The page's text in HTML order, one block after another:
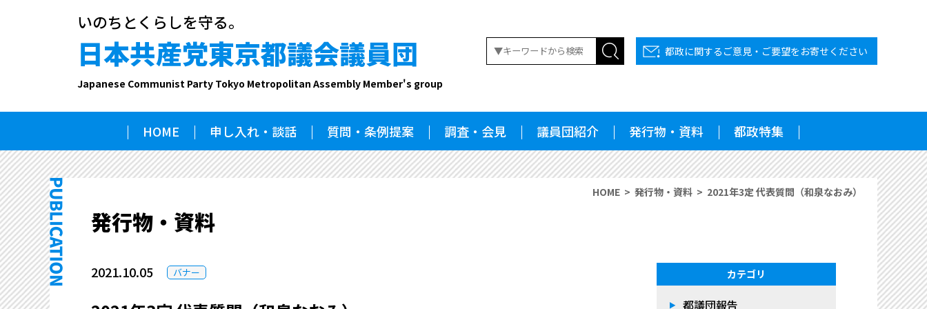
いのちとくらしを守る。
日本共産党東京都議会議員団
Japanese Communist Party Tokyo Metropolitan Assembly Member's group
都政に関するご意見・ご要望をお寄せください
HOME 申し入れ・談話 質問・条例提案 調査・会見 議員団紹介 発行物・資料 都政特集
HOME 発行物・資料 2021年3定 代表質問（和泉なおみ）
発行物・資料
2021.10.05 バナー カテゴリ
都議団報告